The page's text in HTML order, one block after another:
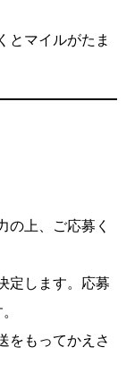
とマイルがたま
の上、ご応募く
定します。応募
をもってかえさ